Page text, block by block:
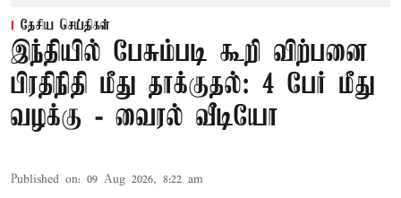
தேசிய செய்திகள்
இந்தியில் பேசும்படி கூறி விற்பனை
பிரதிநிதி மீது தாக்குதல்: 4 பேர் மீது
வழக்கு - வைரல் வீடியோ
Published on: 09 Aug 2026, 8:22 am